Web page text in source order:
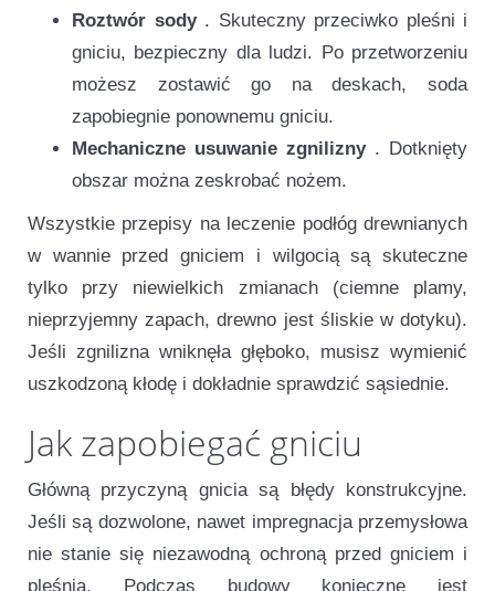
Roztwór sody. Skuteczny przeciwko pleśni i
gniciu, bezpieczny dla ludzi. Po przetworzeniu
możesz zostawić go na deskach, soda
zapobiegnie ponownemu gniciu.
Mechaniczne usuwanie zgnilizny. Dotknięty
obszar można zeskrobać nożem.
Wszystkie przepisy na leczenie podłóg drewnianych
w wannie przed gniciem i wilgocią są skuteczne
tylko przy niewielkich zmianach (ciemne plamy,
nieprzyjemny zapach, drewno jest śliskie w dotyku).
Jeśli zgnilizna wniknęła głęboko, musisz wymienić
uszkodzoną kłodę i dokładnie sprawdzić sąsiednie.
Jak zapobiegać gniciu
Główną przyczyną gnicia są błędy konstrukcyjne.
Jeśli są dozwolone, nawet impregnacja przemysłowa
nie stanie się niezawodną ochroną przed gniciem i
pleśnią. Podczas budowy konieczne jest